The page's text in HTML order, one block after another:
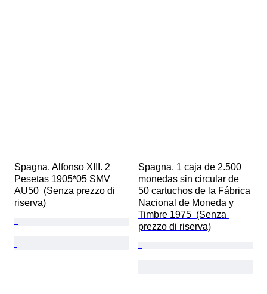
Spagna. Alfonso XIII. 2
Pesetas 1905*05 SMV
AU50  (Senza prezzo di
riserva)
Spagna. 1 caja de 2.500
monedas sin circular de
50 cartuchos de la Fábrica
Nacional de Moneda y
Timbre 1975  (Senza
prezzo di riserva)